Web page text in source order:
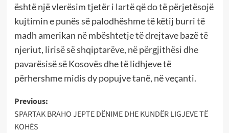
është një vlerësim tjetër i lartë që do të përjetësojë
kujtimin e punës së palodhëshme të këtij burri të
madh amerikan në mbështetje të drejtave bazë të
njeriut, lirisë së shqiptarëve, në përgjithësi dhe
pavarësisë së Kosovës dhe të lidhjeve të
përhershme midis dy popujve tanë, në veçanti.
Post
navigation
Previous:
SPARTAK BRAHO JEPTE DËNIME DHE KUNDËR LIGJEVE TË
KOHËS